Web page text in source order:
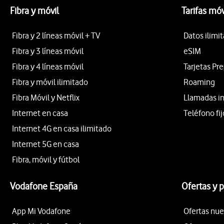
Fibra y móvil
Fibra y 2 líneas móvil + TV
Fibra y 3 líneas móvil
Fibra y 4 líneas móvil
Fibra y móvil ilimitado
Fibra Móvil y Netflix
Internet en casa
Internet 4G en casa ilimitado
Internet 5G en casa
Fibra, móvil y fútbol
Tarifas
Datos
eSIM
Tarjetas
Roaming
Llamadas
Teléfono
Vodafone España
App Mi Vodafone
Ofertas y
Ofertas